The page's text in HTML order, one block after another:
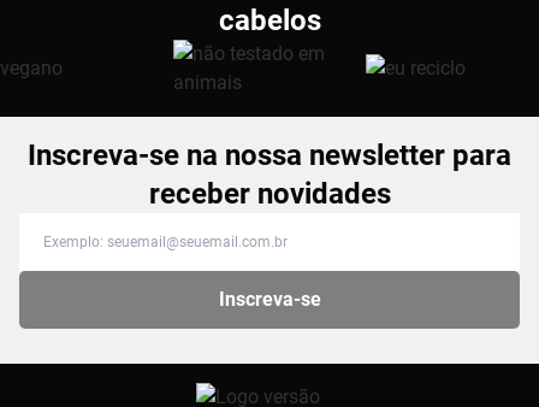
cabelos
Inscreva-se na nossa newsletter para
receber novidades
Inscreva-se